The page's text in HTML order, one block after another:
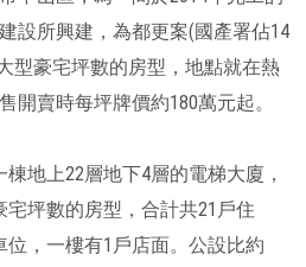
設所興建，為都更案(國產署佔14
型豪宅坪數的房型，地點就在熱
開賣時每坪牌價約180萬元起。
地上22層地下4層的電梯大廈，
宅坪數的房型，合計共21戶住
，一樓有1戶店面。公設比約